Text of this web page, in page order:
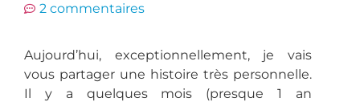
2 commentaires
Aujourd’hui, exceptionnellement, je vais
vous partager une histoire très personnelle.
Il y a quelques mois (presque 1 an